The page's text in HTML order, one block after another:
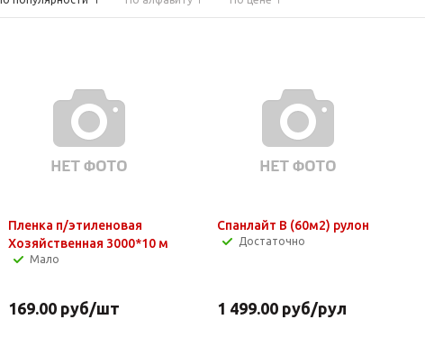
Пленка п/этиленовая
Хозяйственная 3000*10 м
Мало
169.00 руб/шт
Спанлайт В (60м2) рулон
Достаточно
1 499.00руб/рул